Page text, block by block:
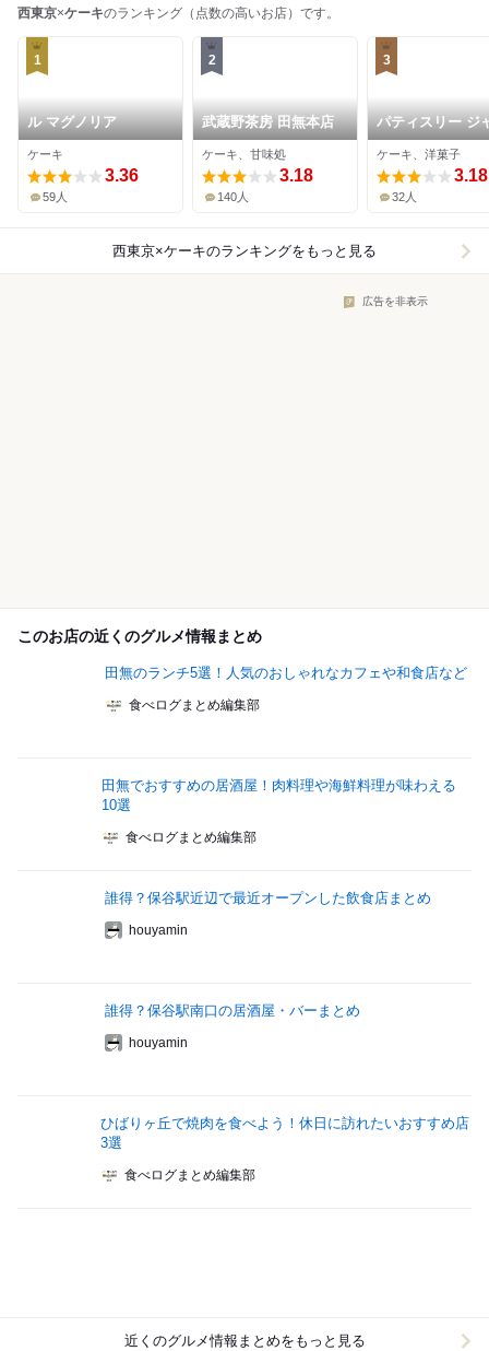
西東京×ケーキのランキング（点数の高いお店）です。
1
ル マグノリア
ケーキ
3.36
59人
2
武蔵野茶房 田無本店
ケーキ、甘味処
3.18
140人
3
パティスリー ジ
ダン ヴェール
ケーキ、洋菓子
3.18
32人
西東京×ケーキのランキングをもっと見る
広告を非表示
このお店の近くのグルメ情報まとめ
田無のランチ5選！人気のおしゃれなカフェや和食店など
食べログまとめ編集部
田無でおすすめの居酒屋！肉料理や海鮮料理が味わえる
10選
食べログまとめ編集部
誰得？保谷駅近辺で最近オープンした飲食店まとめ
houyamin
誰得？保谷駅南口の居酒屋・バーまとめ
houyamin
ひばりヶ丘で焼肉を食べよう！休日に訪れたいおすすめ店
3選
食べログまとめ編集部
近くのグルメ情報まとめをもっと見る